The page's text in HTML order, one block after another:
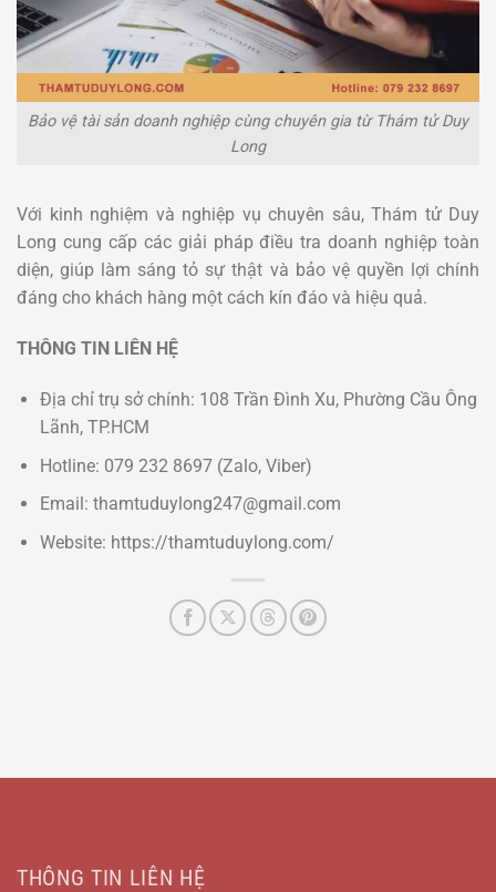
Bảo vệ tài sản doanh nghiệp cùng chuyên gia từ Thám tử Duy
Long
Với kinh nghiệm và nghiệp vụ chuyên sâu, Thám tử Duy
Long cung cấp các giải pháp điều tra doanh nghiệp toàn
diện, giúp làm sáng tỏ sự thật và bảo vệ quyền lợi chính
đáng cho khách hàng một cách kín đáo và hiệu quả.
THÔNG TIN LIÊN HỆ
Địa chỉ trụ sở chính: 108 Trần Đình Xu, Phường Cầu Ông
Lãnh, TP.HCM
Hotline: 079 232 8697 (Zalo, Viber)
Email: thamtuduylong247@gmail.com
Website: https://thamtuduylong.com/
THÔNG TIN LIÊN HỆ